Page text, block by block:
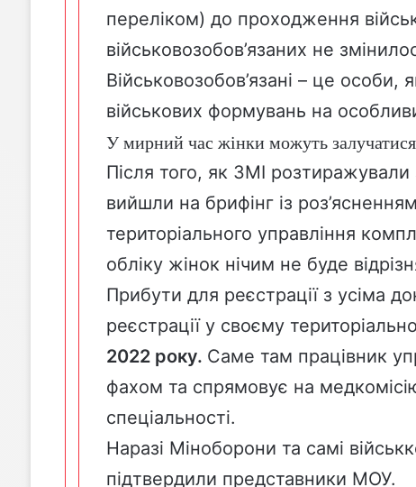
переліком) до проходження
військовозобов’язаних не
Військовозобов’язані – це
військових формувань на
У мирний час жінки можуть
Після того, як ЗМІ
вийшли на брифінг із
територіального управління
обліку жінок нічим не буде
Прибути для реєстрації з усіма
реєстрації у своєму
2022 року. Саме там працівник
фахом та спрямовує на
спеціальності.
Наразі Міноборони та самі
підтвердили представники МОУ.